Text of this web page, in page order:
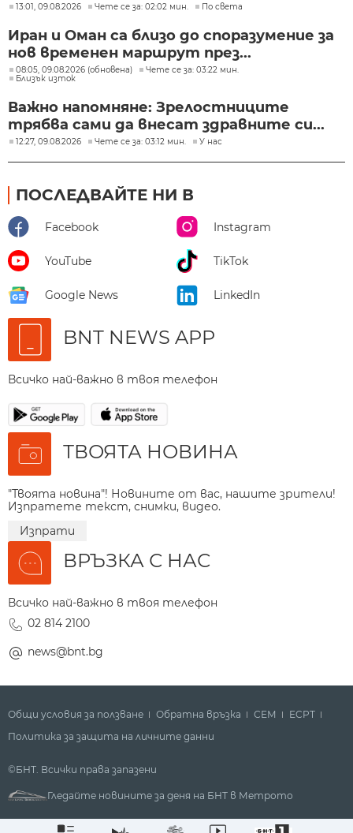
13:01, 09.08.2026 Чете се за: 02:02 мин. По света
Иран и Оман са близо до споразумение за
нов временен маршрут през...
08:05, 09.08.2026 (обновена)
Чете се за: 03:22 мин.
Близък изток
Важно напомняне: Зрелостниците
трябва сами да внесат здравните си...
12:27, 09.08.2026 Чете се за: 03:12 мин. У нас
ПОСЛЕДВАЙТЕ НИ В
Facebook Instagram
YouTube TikTok
Google News LinkedIn
BNT NEWS APP
Всичко най-важно в твоя телефон
ТВОЯТА НОВИНА
"Твоята новина"! Новините от вас, нашите зрители!
Изпратете текст, снимки, видео.
Изпрати
ВРЪЗКА С НАС
Всичко най-важно в твоя телефон
02 814 2100
news@bnt.bg
Общи условия за ползване Обратна връзка СЕМ
ECPT
Политика за защита на личните данни
©БНТ. Всички права запазени
Гледайте новините за деня на БНТ в Метрото